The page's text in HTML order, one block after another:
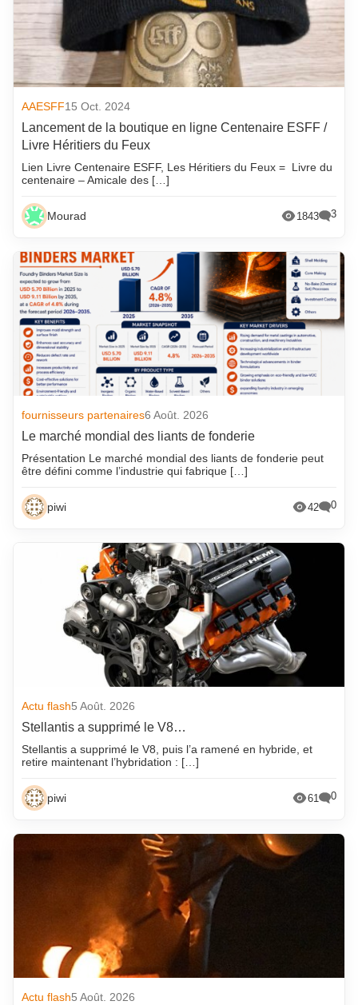
AAESFF15 Oct. 2024
Lancement de la boutique en ligne Centenaire ESFF /
Livre Héritiers du Feux
Lien Livre Centenaire ESFF, Les Héritiers du Feux = Livre du
centenaire – Amicale des […]
Mourad 1843 3
fournisseurs partenaires6 Août. 2026
Le marché mondial des liants de fonderie
Présentation Le marché mondial des liants de fonderie peut
être défini comme l’industrie qui fabrique […]
piwi 42 0
Actu flash5 Août. 2026
Stellantis a supprimé le V8…
Stellantis a supprimé le V8, puis l’a ramené en hybride, et
retire maintenant l’hybridation : […]
piwi 61 0
Actu flash5 Août. 2026